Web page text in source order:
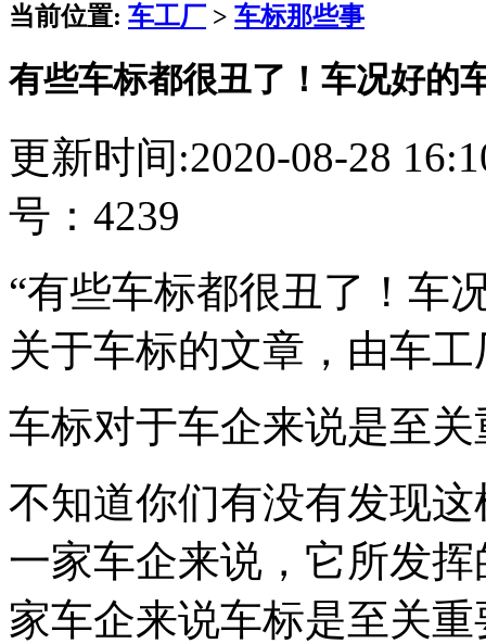
当前位置: 车工厂 > 车标那些事
有些车标都很丑了！车况好的
更新时间:2020-08-28
号：4239
“有些车标都很丑了！车
关于车标的文章，由车
车标对于车企来说是至关
不知道你们有没有发现
一家车企来说，它所发
家车企来说车标是至关